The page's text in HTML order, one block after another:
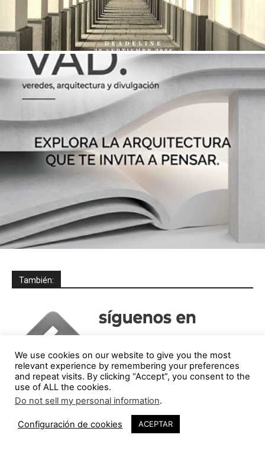
También:
We use cookies on our website to give you the most
relevant experience by remembering your preferences
and repeat visits. By clicking “Accept”, you consent to the
use of ALL the cookies.
Do not sell my personal information.
Configuración de cookies ACEPTAR